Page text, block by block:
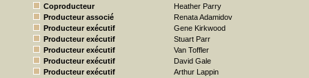
Coproducteur
Heather Parry
Producteur associé
Renata Adamidov
Producteur exécutif
Gene Kirkwood
Producteur exécutif
Stuart Parr
Producteur exécutif
Van Toffler
Producteur exécutif
David Gale
Producteur exécutif
Arthur Lappin